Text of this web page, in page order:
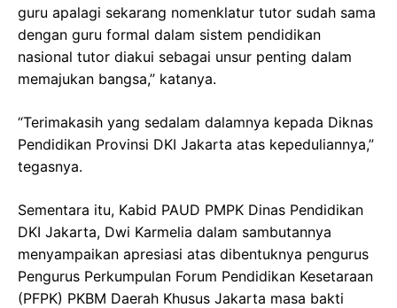
guru apalagi sekarang nomenklatur tutor sudah sama
dengan guru formal dalam sistem pendidikan
nasional tutor diakui sebagai unsur penting dalam
memajukan bangsa,” katanya.
“Terimakasih yang sedalam dalamnya kepada Diknas
Pendidikan Provinsi DKI Jakarta atas kepeduliannya,”
tegasnya.
Sementara itu, Kabid PAUD PMPK Dinas Pendidikan
DKI Jakarta, Dwi Karmelia dalam sambutannya
menyampaikan apresiasi atas dibentuknya pengurus
Pengurus Perkumpulan Forum Pendidikan Kesetaraan
(PFPK) PKBM Daerah Khusus Jakarta masa bakti